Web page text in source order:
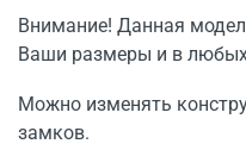
Внимание! Данная
Ваши размеры и в
Можно изменять
замков.